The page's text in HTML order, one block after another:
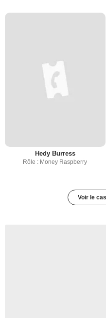
Hedy Burress
Rôle : Money Raspberry
Voir le